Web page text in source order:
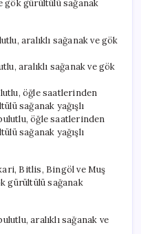
gök gürültülü sağanak
aralıklı sağanak ve gök
aralıklı sağanak ve gök
öğle saatlerinden
sağanak yağışlı
öğle saatlerinden
sağanak yağışlı
Bitlis, Bingöl ve Muş
gürültülü sağanak
aralıklı sağanak ve